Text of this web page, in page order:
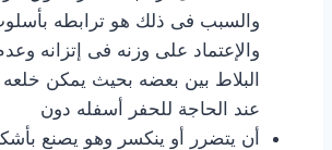
والسبب فى ذلك هو ترابطه
والإعتماد على وزنه فى إتزانه
البلاط بين بعضه بحيث يمكن خلعه
عند الحاجة للحفر أسفله دون
أن يتضرر أو ينكسر وهو يصنع